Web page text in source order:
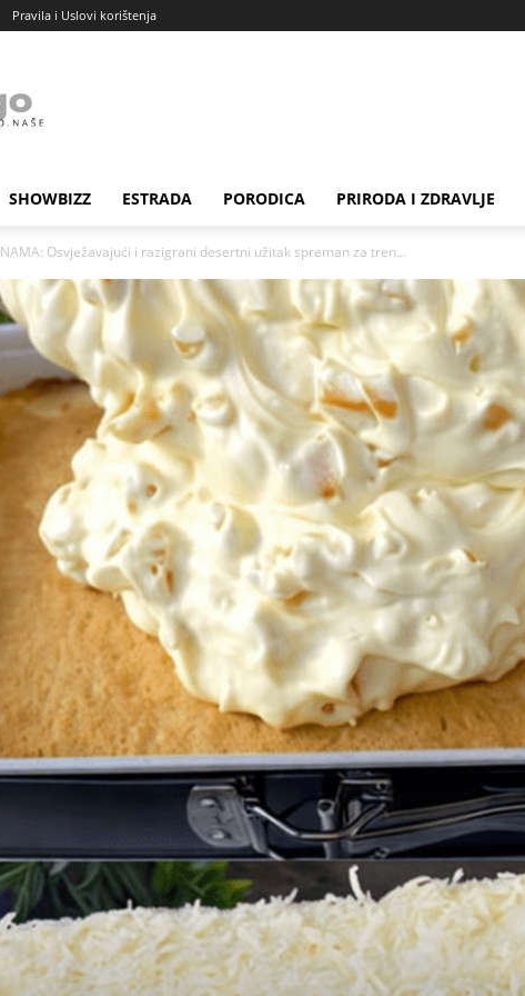
Pravila i Uslovi korištenja
SHOWBIZZ ESTRADA PORODICA PRIRODA I ZDRAVLJE
Osvježavajući i razigrani desertni užitak spreman za tren...